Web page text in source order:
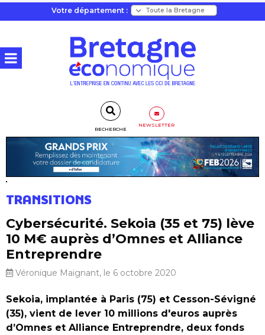
Votre département :
RECHERCHE
NEWSLETTER
TRANSITIONS
Cybersécurité. Sekoia (35 et 75) lève
10 M€ auprès d’Omnes et Alliance
Entreprendre
Véronique Maignant, le 6 octobre 2020
Sekoia, implantée à Paris (75) et Cesson-Sévigné
(35), vient de lever 10 millions d'euros auprès
d’Omnes et Alliance Entreprendre, deux fonds